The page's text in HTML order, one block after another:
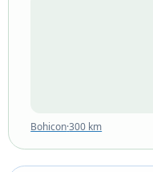
Bohicon·300 km